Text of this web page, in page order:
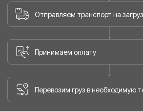
Отправляем транспорт на
Принимаем оплату
Перевозим груз в необходимую